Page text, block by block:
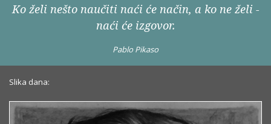
Ko želi nešto naučiti naći će način, a ko ne želi -
naći će izgovor.
Pablo Pikaso
Slika dana: